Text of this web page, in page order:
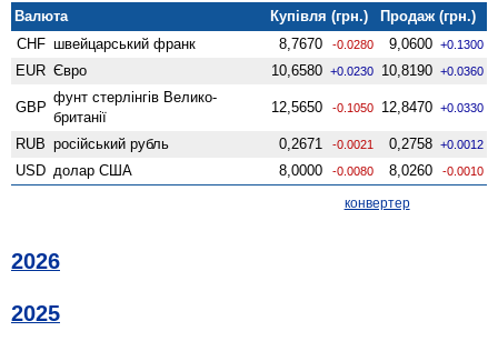
Валюта Купівля (грн.)
Продаж (грн.)
CHF швейцарський франк 8,7670 -0.0280 9,0600 +0.1300
EUR Євро 10,6580 +0.0230 10,8190 +0.0360
GBP
фунт стерлінгів Велико­
британії
12,5650 -0.1050 12,8470 +0.0330
RUB російський рубль 0,2671 -0.0021 0,2758 +0.0012
USD долар США 8,0000 -0.0080 8,0260 -0.0010
конвертер
2026
2025